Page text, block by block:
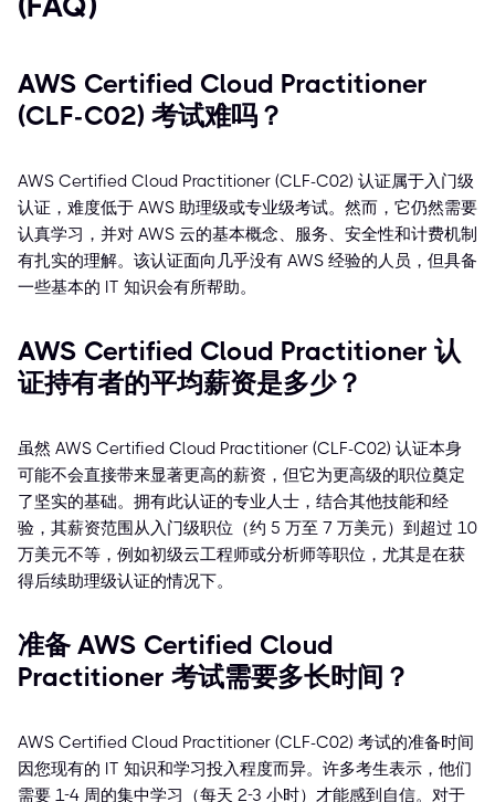
AWS Certified Cloud Practitioner
(CLF-C02) 考试难吗？
AWS Certified Cloud Practitioner (CLF-C02) 认证属于入门级
认证，难度低于 AWS 助理级或专业级考试。然而，它仍然需要
认真学习，并对 AWS 云的基本概念、服务、安全性和计费机制
有扎实的理解。该认证面向几乎没有 AWS 经验的人员，但具备
一些基本的 IT 知识会有所帮助。
AWS Certified Cloud Practitioner 认
证持有者的平均薪资是多少？
虽然 AWS Certified Cloud Practitioner (CLF-C02) 认证本身
可能不会直接带来显著更高的薪资，但它为更高级的职位奠定
了坚实的基础。拥有此认证的专业人士，结合其他技能和经
验，其薪资范围从入门级职位（约 5 万至 7 万美元）到超过 10
万美元不等，例如初级云工程师或分析师等职位，尤其是在获
得后续助理级认证的情况下。
准备 AWS Certified Cloud
Practitioner 考试需要多长时间？
AWS Certified Cloud Practitioner (CLF-C02) 考试的准备时间
因您现有的 IT 知识和学习投入程度而异。许多考生表示，他们
需要 1-4 周的集中学习（每天 2-3 小时）才能感到自信。对于